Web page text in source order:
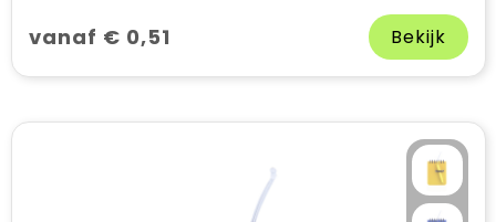
vanaf € 0,51 Bekijk